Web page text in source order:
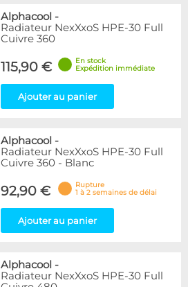
Alphacool -
Radiateur NexXxoS HPE-30 Full
Cuivre 360
115,90 €
En stock
Expédition immédiate
Ajouter au panier
Alphacool -
Radiateur NexXxoS HPE-30 Full
Cuivre 360 - Blanc
92,90 €
Rupture
1 à 2 semaines de délai
Ajouter au panier
Alphacool -
Radiateur NexXxoS HPE-30 Full